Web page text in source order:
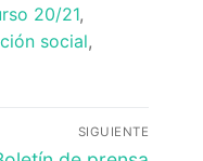
Profesorado
20/21,
social,
SIGUIENTE